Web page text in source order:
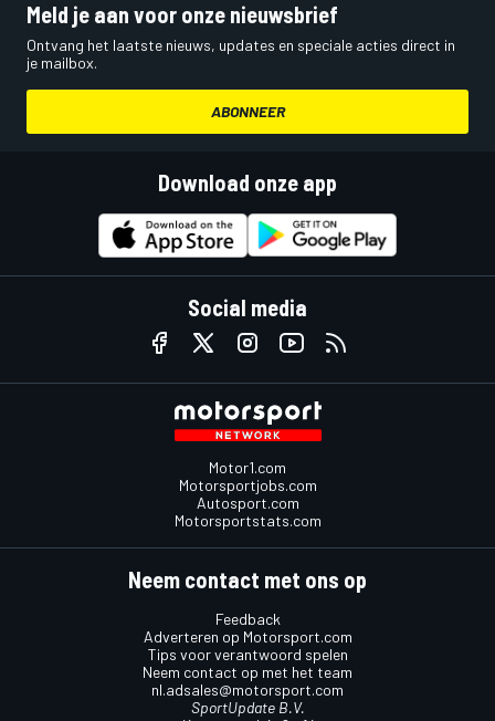
Meld je aan voor onze nieuwsbrief
Ontvang het laatste nieuws, updates en speciale acties direct in
je mailbox.
ABONNEER
Download onze app
Social media
Motor1.com
Motorsportjobs.com
Autosport.com
Motorsportstats.com
Neem contact met ons op
Feedback
Adverteren op Motorsport.com
Tips voor verantwoord spelen
Neem contact op met het team
nl.adsales@motorsport.com
SportUpdate B.V.